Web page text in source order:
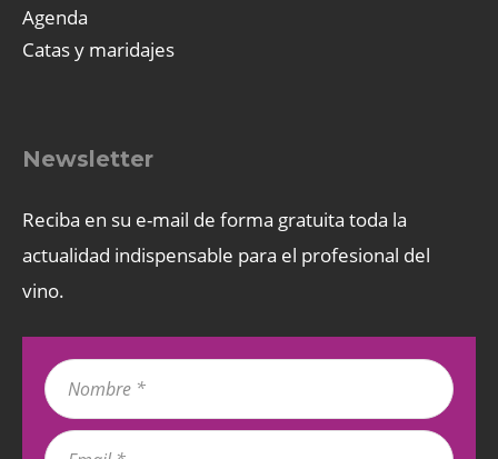
Agenda
Catas y maridajes
Newsletter
Reciba en su e-mail de forma gratuita toda la
actualidad indispensable para el profesional del
vino.